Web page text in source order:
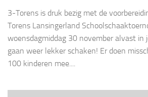
3-Torens is druk bezig met de
Torens Lansingerland
woensdagmiddag 30 november alvast in
gaan weer lekker schaken! Er doen
100 kinderen mee....